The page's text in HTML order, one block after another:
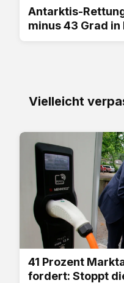
Antarktis-
minus 43 Grad
Vielleicht
41 Prozent
fordert: Stoppt